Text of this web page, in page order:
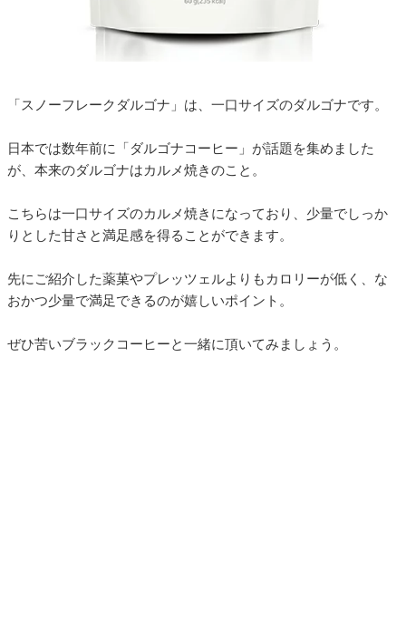
「スノーフレークダルゴナ」は、一口サイズのダルゴナです。
日本では数年前に「ダルゴナコーヒー」が話題を集めました
が、本来のダルゴナはカルメ焼きのこと。
こちらは一口サイズのカルメ焼きになっており、少量でしっか
りとした甘さと満足感を得ることができます。
先にご紹介した薬菓やプレッツェルよりもカロリーが低く、な
おかつ少量で満足できるのが嬉しいポイント。
ぜひ苦いブラックコーヒーと一緒に頂いてみましょう。